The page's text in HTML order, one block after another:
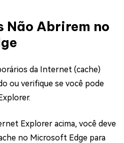
Não Abrirem no
da Internet (cache)
ou verifique se você pode
Explorer acima, você deve
no Microsoft Edge para